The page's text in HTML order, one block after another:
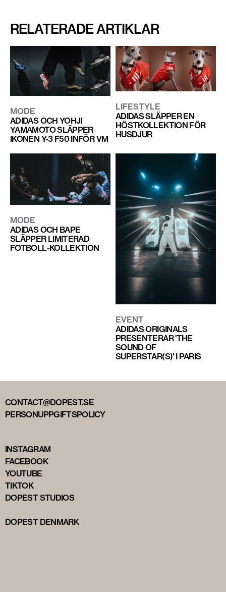
RELATERADE ARTIKLAR
MODE
ADIDAS OCH YOHJI
YAMAMOTO SLÄPPER
IKONEN Y-3 F50 INFÖR VM
LIFESTYLE
ADIDAS SLÄPPER EN
HÖSTKOLLEKTION FÖR
HUSDJUR
MODE
ADIDAS OCH BAPE
SLÄPPER LIMITERAD
FOTBOLL-KOLLEKTION
EVENT
ADIDAS ORIGINALS
PRESENTERAR 'THE
SOUND OF
SUPERSTAR(S)' I PARIS
CONTACT@DOPEST.SE
PERSONUPPGIFTSPOLICY
INSTAGRAM
FACEBOOK
YOUTUBE
TIKTOK
DOPEST STUDIOS
DOPEST DENMARK